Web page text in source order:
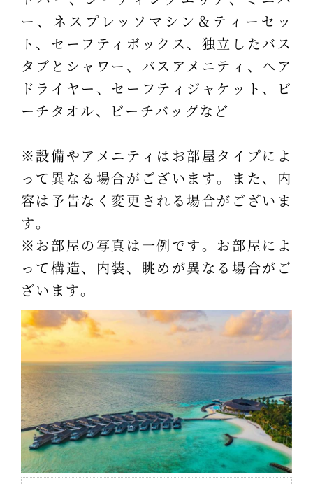
ー、ネスプレッソマシン＆ティーセッ
ト、セーフティボックス、独立したバス
タブとシャワー、バスアメニティ、ヘア
ドライヤー、セーフティジャケット、ビ
ーチタオル、ビーチバッグなど
※設備やアメニティはお部屋タイプによ
って異なる場合がございます。また、内
容は予告なく変更される場合がございま
す。
※お部屋の写真は一例です。お部屋によ
って構造、内装、眺めが異なる場合がご
ざいます。